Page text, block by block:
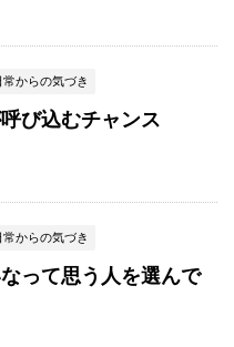
常からの気づき
び込むチャンス
常からの気づき
って思う人を選んで